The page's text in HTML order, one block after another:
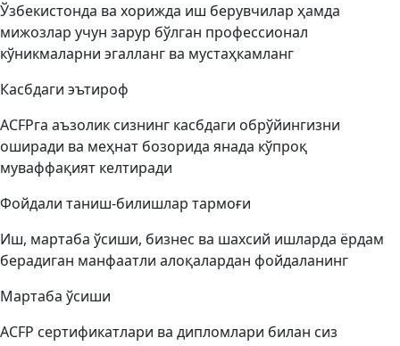
Ўзбекистонда ва хорижда иш берувчилар ҳамда
мижозлар учун зарур бўлган профессионал
кўникмаларни эгалланг ва мустаҳкамланг
Касбдаги эътироф
ACFPга аъзолик сизнинг касбдаги обрўйингизни
оширади ва меҳнат бозорида янада кўпроқ
муваффақият келтиради
Фойдали таниш-билишлар тармоғи
Иш, мартаба ўсиши, бизнес ва шахсий ишларда ёрдам
берадиган манфаатли алоқалардан фойдаланинг
Мартаба ўсиши
ACFP сертификатлари ва дипломлари билан сиз